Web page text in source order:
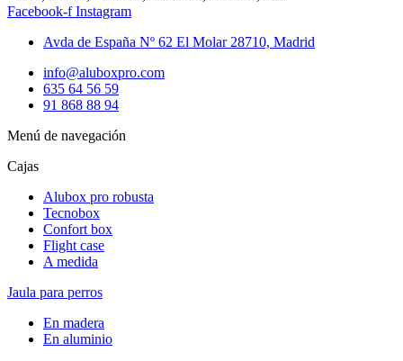
Facebook-f Instagram
Avda de España Nº 62 El Molar 28710, Madrid
info@aluboxpro.com
635 64 56 59
91 868 88 94
Menú de navegación
Cajas
Alubox pro robusta
Tecnobox
Confort box
Flight case
A medida
Jaula para perros
En madera
En aluminio